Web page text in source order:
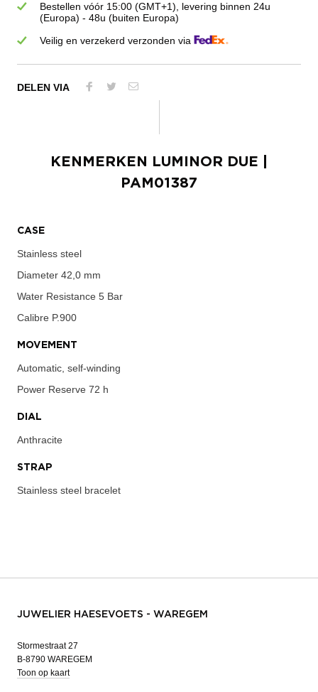
Bestellen vóór 15:00 (GMT+1), levering binnen 24u
(Europa) - 48u (buiten Europa)
Veilig en verzekerd verzonden via
DELEN VIA
KENMERKEN LUMINOR DUE
PAM01387
CASE
Stainless steel
Diameter 42,0 mm
Water Resistance 5 Bar
Calibre P.900
MOVEMENT
Automatic, self-winding
Power Reserve 72 h
DIAL
Anthracite
STRAP
Stainless steel bracelet
JUWELIER HAESEVOETS - WAREGEM
Stormestraat 27
B-8790 WAREGEM
Toon op kaart